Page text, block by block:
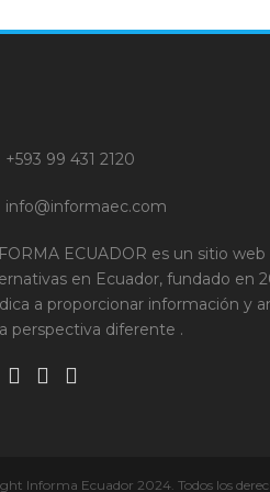
+593 99 431 2120
info@informaec.com
ECUADOR es un sitio
en Ecuador, fundado en
a proporcionar información y
perspectiva diferente .
Informa Ecuador 2024. Todos los